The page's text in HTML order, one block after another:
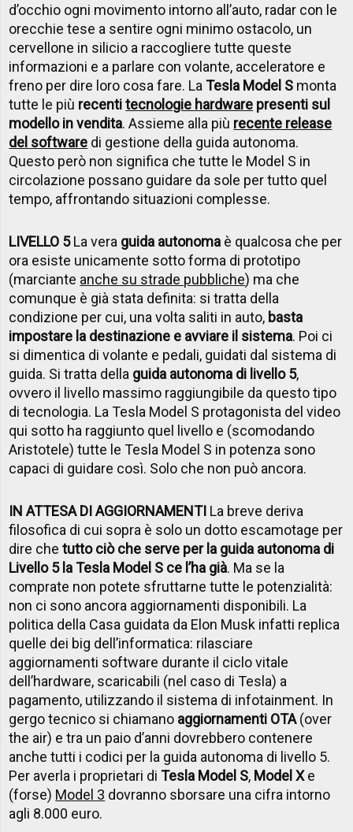
d’occhio ogni movimento intorno all’auto, radar con le
orecchie tese a sentire ogni minimo ostacolo, un
cervellone in silicio a raccogliere tutte queste
informazioni e a parlare con volante, acceleratore e
freno per dire loro cosa fare. LaTesla Model S monta
tutte le più recentitecnologie hardware presenti sul
modello in vendita. Assieme alla più recente release
del software di gestione della guida autonoma.
Questo però non significa che tutte le Model S in
circolazione possano guidare da sole per tutto quel
tempo, affrontando situazioni complesse.
LIVELLO 5La vera guida autonoma è qualcosa che per
ora esiste unicamente sotto forma di prototipo
(marciante anche su strade pubbliche) ma che
comunque è già stata definita: si tratta della
condizione per cui, una volta saliti in auto, basta
impostare la destinazione e avviare il sistema. Poi ci
si dimentica di volante e pedali, guidati dal sistema di
guida. Si tratta della guida autonoma di livello 5,
ovvero il livello massimo raggiungibile da questo tipo
di tecnologia. La Tesla Model S protagonista del video
qui sotto ha raggiunto quel livello e (scomodando
Aristotele) tutte le Tesla Model S in potenza sono
capaci di guidare così. Solo che non può ancora.
IN ATTESA DI AGGIORNAMENTI La breve deriva
filosofica di cui sopra è solo un dotto escamotage per
dire chetutto ciò che serve per la guida autonoma di
Livello 5 la Tesla Model S ce l’ha già. Ma se la
comprate non potete sfruttarne tutte le potenzialità:
non ci sono ancora aggiornamenti disponibili. La
politica della Casa guidata da Elon Musk infatti replica
quelle dei big dell’informatica: rilasciare
aggiornamenti software durante il ciclo vitale
dell’hardware, scaricabili (nel caso di Tesla) a
pagamento, utilizzando il sistema di infotainment. In
gergo tecnico si chiamano aggiornamenti OTA(over
the air) e tra un paio d’anni dovrebbero contenere
anche tutti i codici per la guida autonoma di livello 5.
Per averla i proprietari diTesla Model S, Model Xe
(forse) Model 3 dovranno sborsare una cifra intorno
agli 8.000 euro.